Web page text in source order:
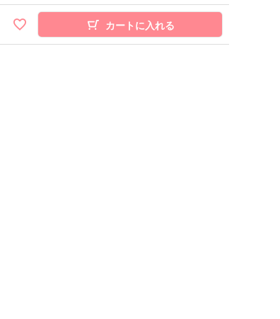
カートに入れる